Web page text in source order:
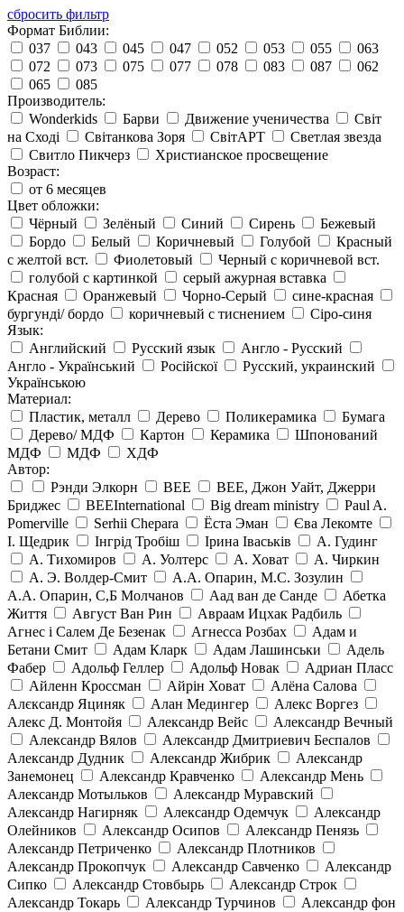
сбросить фильтр
Формат Библии:
037
043 045 047 052 053 055
063
072
073 075 077 078 083 087
062
065
085
Производитель:
Wonderkids
Барви Движение ученичества
Світ
на Сході
Світанкова Зоря СвітАРТ
Светлая звезда
Свитло Пикчерз
Христианское просвещение
Возраст:
от 6 месяцев
Цвет обложки:
Чёрный
Зелёный Синий Сирень
Бежевый
Бордо
Белый Коричневый Голубой
Красный
с желтой вст.
Фиолетовый
Черный с коричневой вст.
голубой с картинкой
серый ажурная вставка
Красная
Оранжевый Чорно-Серый
сине-красная
бургунді/ бордо
коричневый с тиснением
Сіро-синя
Язык:
Английский
Русский язык
Англо - Русский
Англо - Український
Російскої
Русский, украинский
Українською
Материал:
Пластик, металл
Дерево Поликерамика
Бумага
Дерево/ МДФ
Картон Керамика
Шпонований
МДФ
МДФ
ХДФ
Автор:
Рэнди Элкорн
BEE
BEE, Джон Уайт, Джерри
Бриджес
BEEInternational Big dream ministry
Paul A.
Pomerville
Serhii Chepara Ёста Эман
Єва Лекомте
І. Щедрик
Інгрід Тробіш Ірина Іваськів
А. Гудинг
А. Тихомиров
А. Уолтерс А. Ховат
А. Чиркин
А. Э. Волдер-Смит
А.А. Опарин, М.С. Зозулин
А.А. Опарин, С,Б Молчанов
Аад ван де Санде
Абетка
Життя
Август Ван Рин
Авраам Ицхак Радбиль
Агнес і Салем Де Безенак
Агнесса Розбах
Адам и
Бетани Смит
Адам Кларк Адам Лашинськи
Адель
Фабер
Адольф Геллер Адольф Новак
Адриан Пласс
Айленн Кроссман
Айрін Ховат
Алёна Салова
Алєксандр Яциняк
Алан Медингер
Алекс Воргез
Алекс Д. Монтойя
Александр Вейс
Александр Вечный
Александр Вялов
Александр Дмитриевич Беспалов
Александр Дудник
Александр Жибрик
Александр
Занемонец
Александр Кравченко
Александр Мень
Александр Мотыльков
Александр Муравский
Александр Нагирняк
Александр Одемчук
Александр
Олейников
Александр Осипов
Александр Пенязь
Александр Петриченко
Александр Плотников
Александр Прокопчук
Александр Савченко
Александр
Сипко
Александр Стовбырь
Александр Строк
Александр Токарь
Александр Турчинов
Александр фон